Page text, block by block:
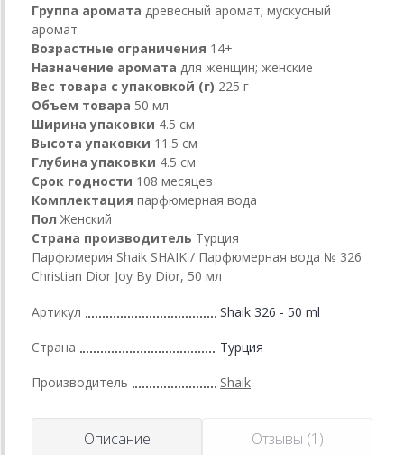
Группа аромата древесный аромат; мускусный
аромат
Возрастные ограничения 14+
Назначение аромата для женщин; женские
Вес товара с упаковкой (г) 225 г
Объем товара 50 мл
Ширина упаковки 4.5 см
Высота упаковки 11.5 см
Глубина упаковки 4.5 см
Срок годности 108 месяцев
Комплектация парфюмерная вода
Пол Женский
Страна производитель Турция
Парфюмерия Shaik SHAIK / Парфюмерная вода № 326
Christian Dior Joy By Dior, 50 мл
Артикул Shaik 326 - 50 ml
Страна Турция
Производитель Shaik
Описание Отзывы (1)